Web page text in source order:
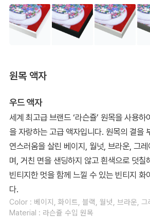
원목 액자
우드 액자
세계 최고급 브랜드 ‘라슨쥴’ 원목을 사용
을 자랑하는 고급 액자입니다. 원목의 결을
연스러움을 살린 베이지, 월넛, 브라운, 그
며, 거친 면을 샌딩하지 않고 흰색으로 덧칠
빈티지한 멋을 함께 느낄 수 있는 빈티지 화
다.
Color : 베이지, 화이트, 블랙, 월넛, 브라운, 그
Material : 라슨쥴 수입 원목